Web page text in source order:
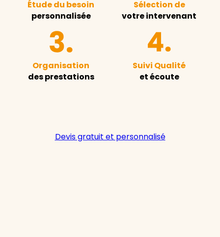
Étude du besoin
personnalisée
Sélection de
votre intervenant
Organisation
des prestations
Suivi Qualité
et écoute
Devis gratuit et personnalisé